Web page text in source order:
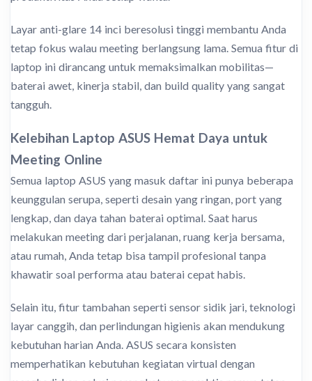
Layar anti-glare 14 inci beresolusi tinggi membantu Anda
tetap fokus walau meeting berlangsung lama. Semua fitur di
laptop ini dirancang untuk memaksimalkan mobilitas—
baterai awet, kinerja stabil, dan build quality yang sangat
tangguh.
Kelebihan Laptop ASUS Hemat Daya untuk
Meeting Online
Semua laptop ASUS yang masuk daftar ini punya beberapa
keunggulan serupa, seperti desain yang ringan, port yang
lengkap, dan daya tahan baterai optimal. Saat harus
melakukan meeting dari perjalanan, ruang kerja bersama,
atau rumah, Anda tetap bisa tampil profesional tanpa
khawatir soal performa atau baterai cepat habis.
Selain itu, fitur tambahan seperti sensor sidik jari, teknologi
layar canggih, dan perlindungan higienis akan mendukung
kebutuhan harian Anda. ASUS secara konsisten
memperhatikan kebutuhan kegiatan virtual dengan